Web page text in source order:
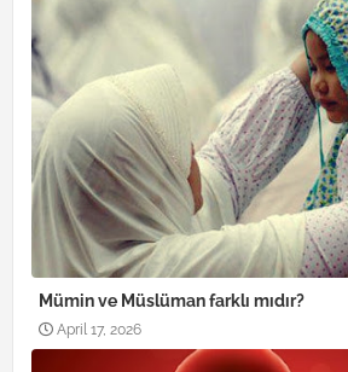
Mümin ve Müslüman farklı mıdır?
April 17, 2026